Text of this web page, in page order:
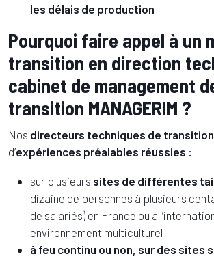
les délais de production
Pourquoi faire appel à un
transition en direction
cabinet de management
transition MANAGERIM ?
Nos directeurs techniques de transition
d’expériences préalables réussies :
sur plusieurs sites de différentes
dizaine de personnes à plusieurs
de salariés) en France ou à
environnement multiculturel
à feu continu ou non, sur des sites